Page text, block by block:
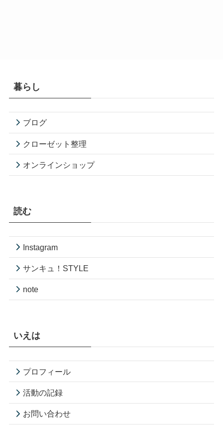
暮らし
ブログ
クローゼット整理
オンラインショップ
読む
Instagram
サンキュ！STYLE
note
いえは
プロフィール
活動の記録
お問い合わせ